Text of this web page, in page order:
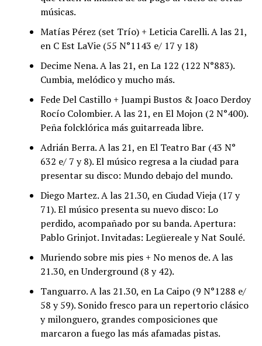
músicas.
Matías Pérez (set Trío) + Leticia Carelli. A las 21,
en C Est LaVie (55 N°1143 e/ 17 y 18)
Decime Nena. A las 21, en La 122 (122 N°883).
Cumbia, melódico y mucho más.
Fede Del Castillo + Juampi Bustos & Joaco Derdoy
Rocío Colombier. A las 21, en El Mojon (2 N°400).
Peña folcklórica más guitarreada libre.
Adrián Berra. A las 21, en El Teatro Bar (43 N°
632 e/ 7 y 8). El músico regresa a la ciudad para
presentar su disco: Mundo debajo del mundo.
Diego Martez. A las 21.30, en Ciudad Vieja (17 y
71). El músico presenta su nuevo disco: Lo
perdido, acompañado por su banda. Apertura:
Pablo Grinjot. Invitadas: Legüereale y Nat Soulé.
Muriendo sobre mis pies + No menos de. A las
21.30, en Underground (8 y 42).
Tanguarro. A las 21.30, en La Caipo (9 N°1288 e/
58 y 59). Sonido fresco para un repertorio clásico
y milonguero, grandes composiciones que
marcaron a fuego las más afamadas pistas.